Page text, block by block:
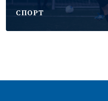
CПОРТ